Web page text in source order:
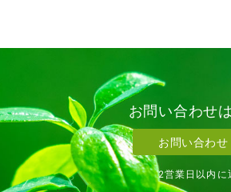
お問い合わせ
お問い合わせ
2営業日以内に